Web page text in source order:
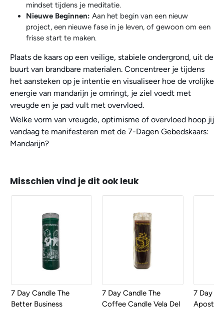
mindset tijdens je meditatie.
Nieuwe Beginnen: Aan het begin van een nieuw
project, een nieuwe fase in je leven, of gewoon om een
frisse start te maken.
Plaats de kaars op een veilige, stabiele ondergrond, uit de
buurt van brandbare materialen. Concentreer je tijdens
het aansteken op je intentie en visualiseer hoe de vrolijke
energie van mandarijn je omringt, je ziel voedt met
vreugde en je pad vult met overvloed.
Welke vorm van vreugde, optimisme of overvloed hoop jij
vandaag te manifesteren met de 7-Dagen Gebedskaars:
Mandarijn?
Misschien vind je dit ook leuk
7 Day Candle The
Better Business
7 Day Candle The
Coffee Candle Vela Del
7 Day